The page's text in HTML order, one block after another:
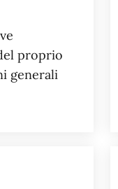
proprio
generali